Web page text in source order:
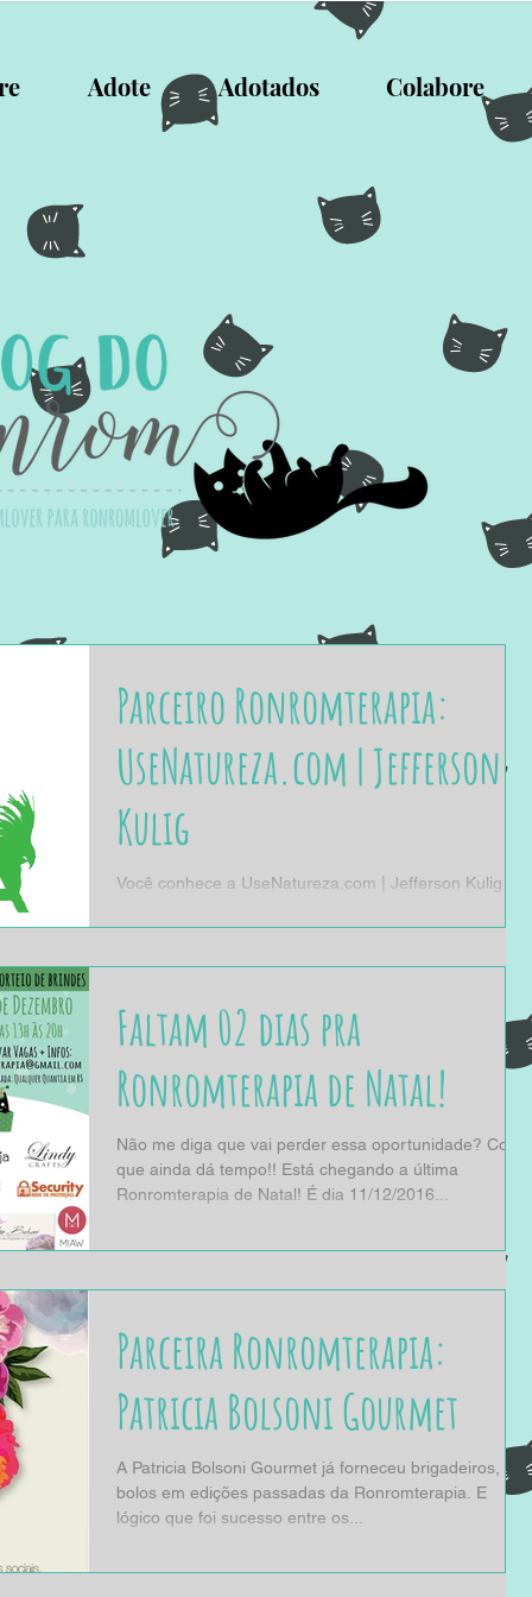
Adote Adotados Colabore
Parceiro Ronromterapia:
UseNatureza.com | Jefferson
Kulig
Você conhece a UseNatureza.com | Jefferson Kulig ?
renomado estilista Jefferson Kuling....
Faltam 02 dias pra
Ronromterapia de Natal!
Não me diga que vai perder essa oportunidade? Corre
que ainda dá tempo!! Está chegando a última
Ronromterapia de Natal! É dia 11/12/2016...
Parceira Ronromterapia:
Patricia Bolsoni Gourmet
A Patricia Bolsoni Gourmet já forneceu brigadeiros,
bolos em edições passadas da Ronromterapia. E
lógico que foi sucesso entre os...